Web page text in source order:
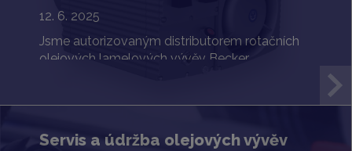
12. 6. 2025
Jsme autorizovaným distributorem rotačních
olejových lamelových vývěv Becker.
Servis a údržba olejových vývěv